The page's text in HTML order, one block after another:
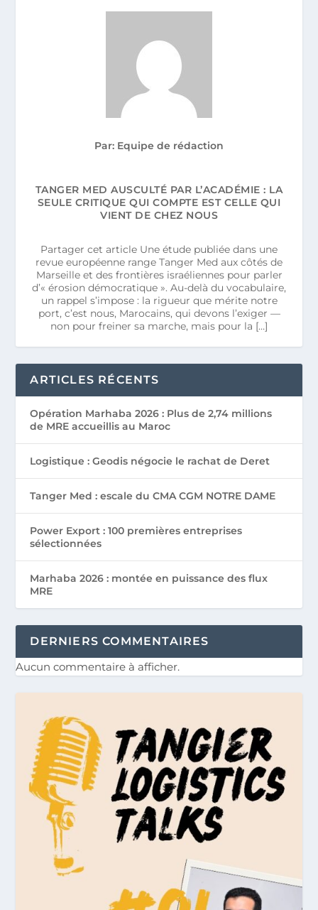
Par: Equipe de rédaction
TANGER MED AUSCULTÉ PAR L’ACADÉMIE : LA
SEULE CRITIQUE QUI COMPTE EST CELLE QUI
VIENT DE CHEZ NOUS
Partager cet article Une étude publiée dans une
revue européenne range Tanger Med aux côtés de
Marseille et des frontières israéliennes pour parler
d’« érosion démocratique ». Au-delà du vocabulaire,
un rappel s’impose : la rigueur que mérite notre
port, c’est nous, Marocains, qui devons l’exiger —
non pour freiner sa marche, mais pour la […]
ARTICLES RÉCENTS
Opération Marhaba 2026 : Plus de 2,74 millions
de MRE accueillis au Maroc
Logistique : Geodis négocie le rachat de Deret
Tanger Med : escale du CMA CGM NOTRE DAME
Power Export : 100 premières entreprises
sélectionnées
Marhaba 2026 : montée en puissance des flux
MRE
DERNIERS COMMENTAIRES
Aucun commentaire à afficher.